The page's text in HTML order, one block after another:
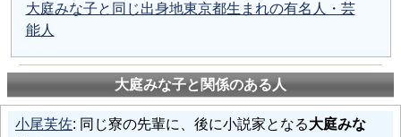
大庭みな子と同じ出身地東京都生まれの有名人・芸
能人
大庭みな子と関係のある人
小尾芙佐: 同じ寮の先輩に、後に小説家となる大庭みな